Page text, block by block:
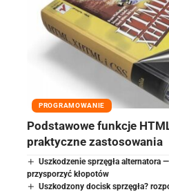
PROGRAMOWANIE
Podstawowe funkcje
praktyczne zastosowania
Uszkodzenie sprzęgła alternatora
przysporzyć kłopotów
Uszkodzony docisk sprzęgła?